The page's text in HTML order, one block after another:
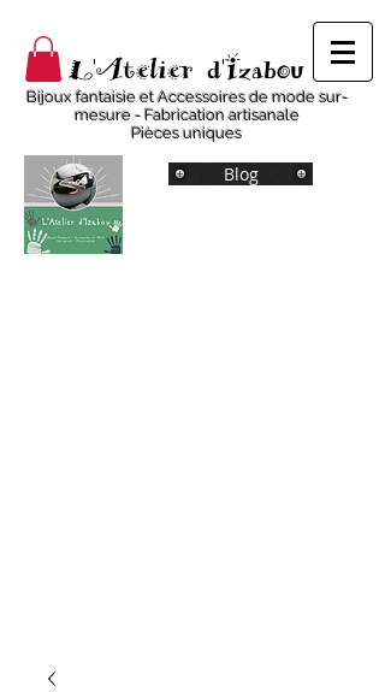
L'Atelier d'Izabou
Bijoux fantaisie et Accessoires de mode sur-
mesure - Fabrication artisanale
Pièces uniques
Blog